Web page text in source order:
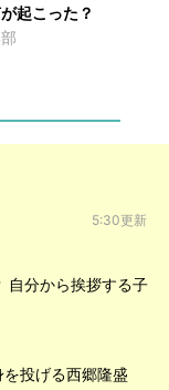
起こった？
5:30更新
自分から挨拶する子
投げる西郷隆盛